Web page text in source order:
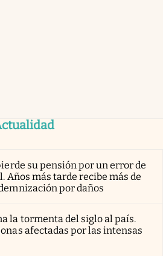
su pensión por un error de
Años más tarde recibe más de
por daños
la tormenta del siglo al país.
afectadas por las intensas